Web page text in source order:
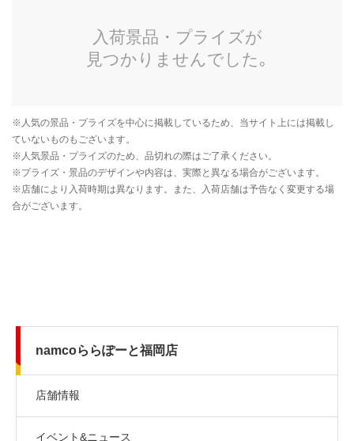
namcoららぽーと福岡店
店舗情報
イベント&ニュース